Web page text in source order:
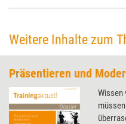
Weitere Inhalte zum
Wissen